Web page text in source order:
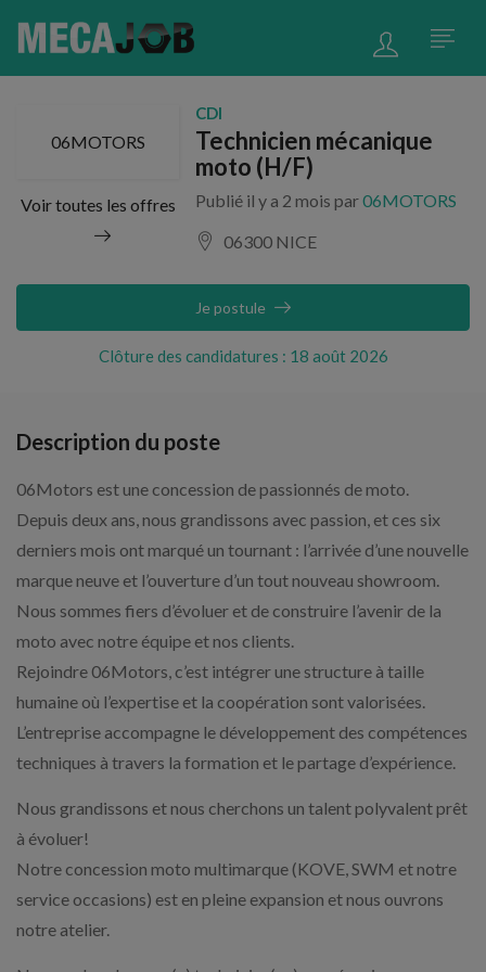
06MOTORS
Voir toutes les offres
CDI
Technicien mécanique
moto (H/F)
Publié il y a 2 mois par06MOTORS
06300 NICE
Clôture des candidatures : 18 août 2026
Je postule
Description du poste
06Motors est une concession de passionnés de moto.
Depuis deux ans, nous grandissons avec passion, et ces six
derniers mois ont marqué un tournant : l’arrivée d’une nouvelle
marque neuve et l’ouverture d’un tout nouveau showroom.
Nous sommes fiers d’évoluer et de construire l’avenir de la
moto avec notre équipe et nos clients.
Rejoindre 06Motors, c’est intégrer une structure à taille
humaine où l’expertise et la coopération sont valorisées.
L’entreprise accompagne le développement des compétences
techniques à travers la formation et le partage d’expérience.
Nous grandissons et nous cherchons un talent polyvalent prêt
à évoluer!
Notre concession moto multimarque (KOVE, SWM et notre
service occasions) est en pleine expansion et nous ouvrons
notre atelier.